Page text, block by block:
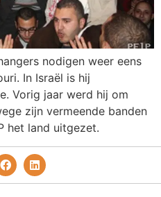
nodigen weer eens
In Israël is hij
Vorig jaar werd hij om
zijn vermeende banden
het land uitgezet.